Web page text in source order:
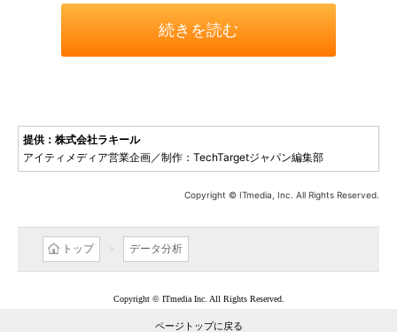
続きを読む
提供：株式会社ラキール
アイティメディア営業企画／制作：TechTargetジャパン編集部
Copyright © ITmedia, Inc. All Rights Reserved.
トップ データ分析
Copyright © ITmedia Inc. All Rights Reserved.
ページトップに戻る